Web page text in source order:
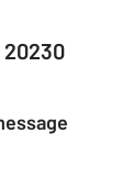
20230